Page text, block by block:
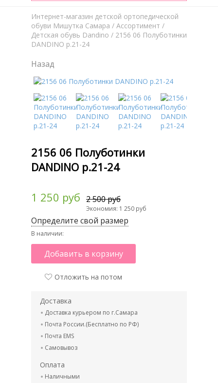
Интернет-магазин детской ортопедической
обуви Мишутка Самара / Aссортимент /
Детская обувь Dandino / 2156 06 Полуботинки
DANDINO р.21-24
Назад
2156 06 Полуботинки
DANDINO р.21-24
1 250 руб 2 500 руб
Экономия: 1 250 руб
Определите свой размер
В наличии:
Добавить в корзину
Отложить на потом
Доставка
Доставка курьером по г.Самара
Почта России.(Бесплатно по РФ)
Почта EMS
Самовывоз
Оплата
Наличными